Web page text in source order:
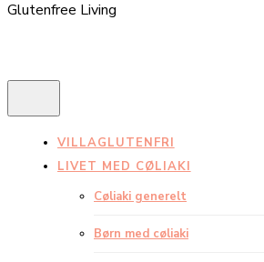
Glutenfree Living
VILLAGLUTENFRI
LIVET MED CØLIAKI
Cøliaki generelt
Børn med cøliaki